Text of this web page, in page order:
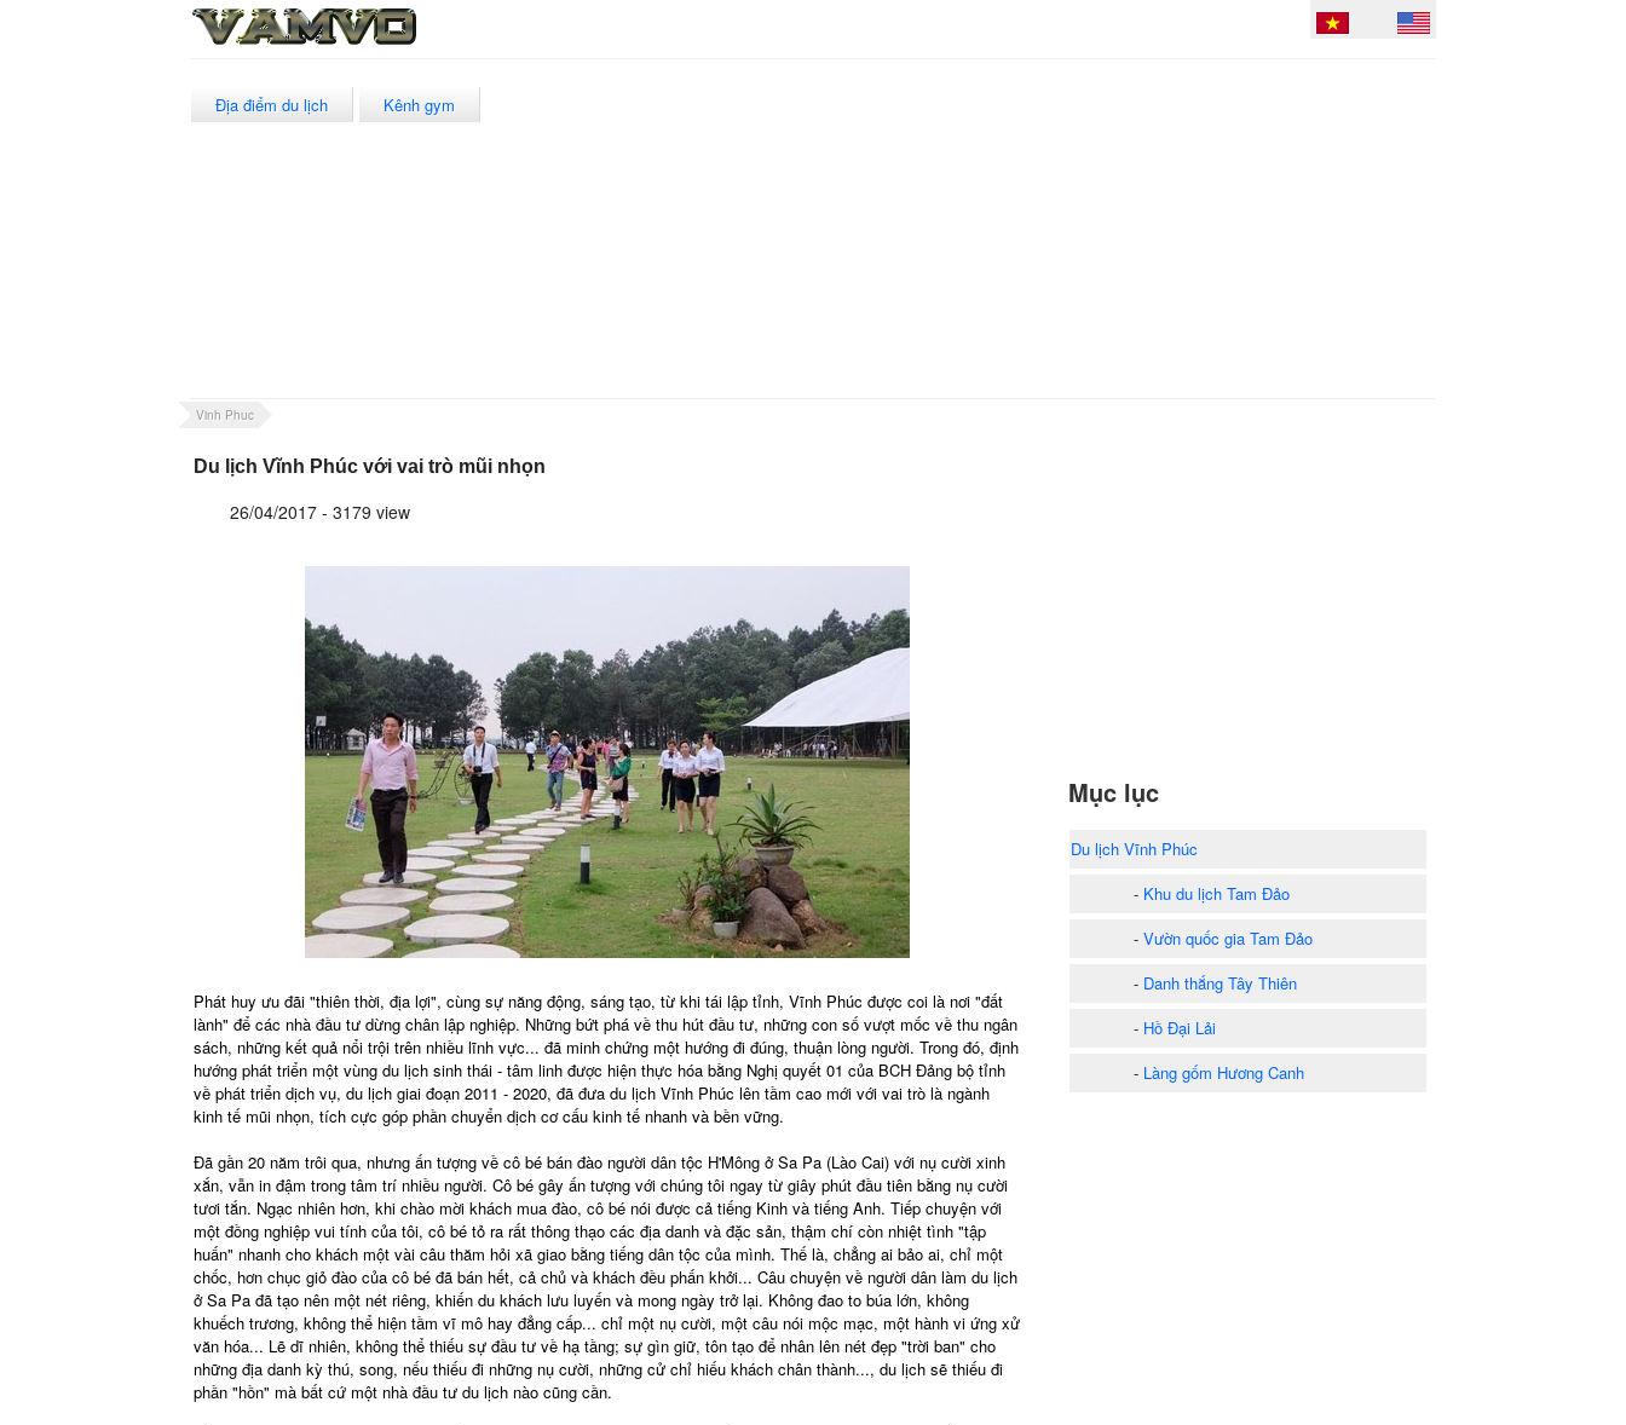
Địa điểm du lịch Kênh gym
Vinh Phuc
Du lịch Vĩnh Phúc với vai trò mũi nhọn
26/04/2017 - 3179 view
Phát huy ưu đãi "thiên thời, địa lợi", cùng sự năng động, sáng tạo, từ khi tái lập tỉnh, Vĩnh Phúc được coi là nơi "đất
lành" để các nhà đầu tư dừng chân lập nghiệp. Những bứt phá về thu hút đầu tư, những con số vượt mốc về thu ngân
sách, những kết quả nổi trội trên nhiều lĩnh vực... đã minh chứng một hướng đi đúng, thuận lòng người. Trong đó, định
hướng phát triển một vùng du lịch sinh thái - tâm linh được hiện thực hóa bằng Nghị quyết 01 của BCH Đảng bộ tỉnh
về phát triển dịch vụ, du lịch giai đoạn 2011 - 2020, đã đưa du lịch Vĩnh Phúc lên tầm cao mới với vai trò là ngành
kinh tế mũi nhọn, tích cực góp phần chuyển dịch cơ cấu kinh tế nhanh và bền vững.
Đã gần 20 năm trôi qua, nhưng ấn tượng về cô bé bán đào người dân tộc H'Mông ở Sa Pa (Lào Cai) với nụ cười xinh
xắn, vẫn in đậm trong tâm trí nhiều người. Cô bé gây ấn tượng với chúng tôi ngay từ giây phút đầu tiên bằng nụ cười
tươi tắn. Ngạc nhiên hơn, khi chào mời khách mua đào, cô bé nói được cả tiếng Kinh và tiếng Anh. Tiếp chuyện với
một đồng nghiệp vui tính của tôi, cô bé tỏ ra rất thông thạo các địa danh và đặc sản, thậm chí còn nhiệt tình "tập
huấn" nhanh cho khách một vài câu thăm hỏi xã giao bằng tiếng dân tộc của mình. Thế là, chẳng ai bảo ai, chỉ một
chốc, hơn chục giỏ đào của cô bé đã bán hết, cả chủ và khách đều phấn khởi... Câu chuyện về người dân làm du lịch
ở Sa Pa đã tạo nên một nét riêng, khiến du khách lưu luyến và mong ngày trở lại. Không đao to búa lớn, không
khuếch trương, không thể hiện tầm vĩ mô hay đẳng cấp... chỉ một nụ cười, một câu nói mộc mạc, một hành vi ứng xử
văn hóa... Lẽ dĩ nhiên, không thể thiếu sự đầu tư về hạ tầng; sự gìn giữ, tôn tạo để nhân lên nét đẹp "trời ban" cho
những địa danh kỳ thú, song, nếu thiếu đi những nụ cười, những cử chỉ hiếu khách chân thành..., du lịch sẽ thiếu đi
phần "hồn" mà bất cứ một nhà đầu tư du lịch nào cũng cần.
Mục lục
Du lịch Vĩnh Phúc
- Khu du lịch Tam Đảo
- Vườn quốc gia Tam Đảo
- Danh thắng Tây Thiên
- Hồ Đại Lải
- Làng gốm Hương Canh